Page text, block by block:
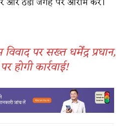
पर सख्त धर्मेंद्र प्रधान,
होगी कार्रवाई!